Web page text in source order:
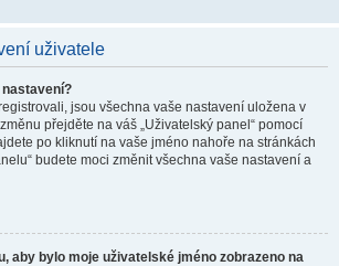
uživatele
jsou všechna vaše nastavení uložena v
přejděte na váš „Uživatelský panel“ pomocí
po kliknutí na vaše jméno nahoře na stránkách
budete moci změnit všechna vaše nastavení a
aby bylo moje uživatelské jméno zobrazeno na